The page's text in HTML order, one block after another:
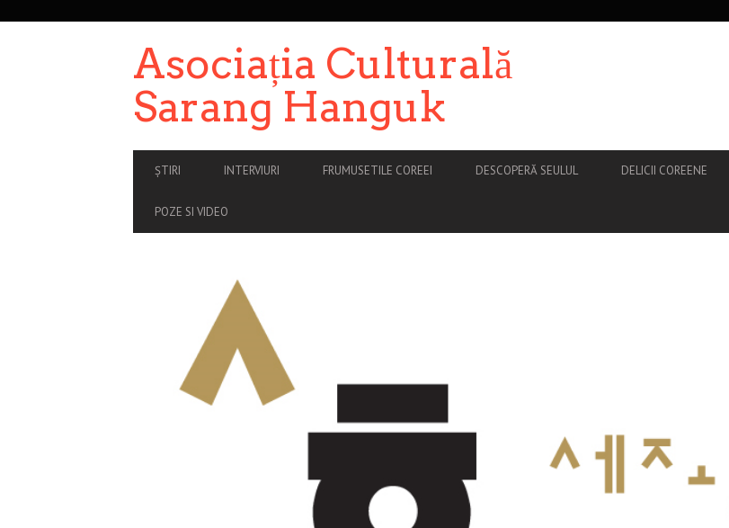
Asociația Culturală
Sarang Hanguk
PRIMARY
NAVIGATION
ȘTIRI INTERVIURI FRUMUSETILE COREEI DESCOPERĂ SEULUL DELICII COREENE
POZE SI VIDEO